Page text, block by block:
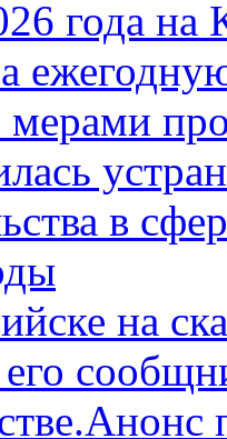
года на
в
на